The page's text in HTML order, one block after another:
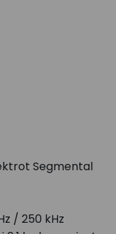
Segmental
/ 250 kHz